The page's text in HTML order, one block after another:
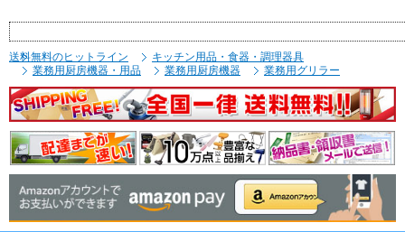
送料無料のヒットライン
キッチン用品・食器・調理器具
業務用厨房機器・用品
業務用厨房機器 業務用グリラー